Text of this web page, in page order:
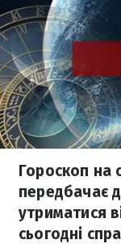
Гороскоп на
передбачає
утриматися
сьогодні